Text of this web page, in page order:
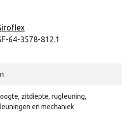
64-3578-812.1
zitdiepte, rugleuning,
en mechaniek